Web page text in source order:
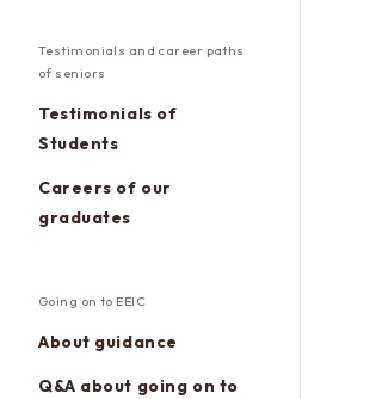
Testimonials and career paths
of seniors
Testimonials of
Students
Careers of our
graduates
Going on to EEIC
About guidance
Q&A about going on to